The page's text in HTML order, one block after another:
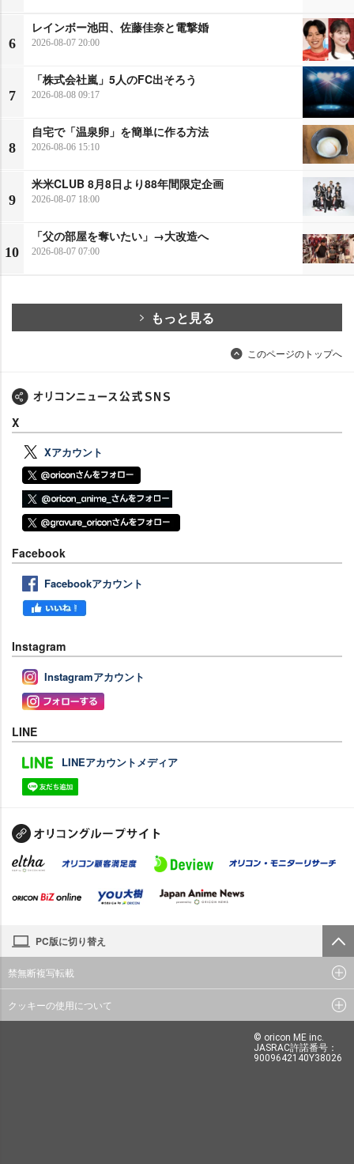
6
レインボー池田、佐藤佳奈と電撃婚
2026-08-07 20:00
7
「株式会社嵐」5人のFC出そろう
2026-08-08 09:17
8
自宅で「温泉卵」を簡単に作る方法
2026-08-06 15:10
9
米米CLUB 8月8日より88年間限定企画
2026-08-07 18:00
10
「父の部屋を奪いたい」→大改造へ
2026-08-07 07:00
もっと見る
このページのトップへ
X
Xアカウント
Facebook
Facebookアカウント
Instagram
Instagramアカウント
LINE
LINEアカウントメディア
PC版に切り替え
禁無断複写転載
クッキーの使用について
© oricon ME inc.
JASRAC許諾番号：
9009642140Y38026